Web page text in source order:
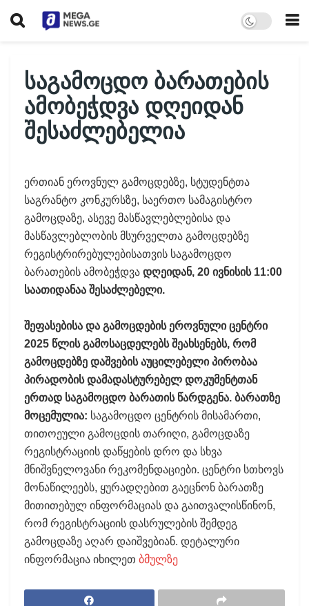
საგამოცდო ბარათების
ამობეჭდვა დღეიდან
შესაძლებელია
ერთიან ეროვნულ გამოცდებზე, სტუდენტთა
საგრანტო კონკურსზე, საერთო სამაგისტრო
გამოცდაზე, ასევე მასწავლებლებისა და
მასწავლებლობის მსურველთა გამოცდებზე
რეგისტრირებულებისათვის საგამოცდო
ბარათების ამობეჭდვა დღეიდან, 20 ივნისის 11:00
საათიდანაა შესაძლებელი.
შეფასებისა და გამოცდების ეროვნული ცენტრი
2025 წლის გამოსაცდელებს შეახსენებს, რომ
გამოცდებზე დაშვების აუცილებელი პირობაა
პირადობის დამადასტურებელ დოკუმენტთან
ერთად საგამოცდო ბარათის წარდგენა. ბარათზე
მოცემულია: საგამოცდო ცენტრის მისამართი,
თითოეული გამოცდის თარიღი, გამოცდაზე
რეგისტრაციის დაწყების დრო და სხვა
მნიშვნელოვანი რეკომენდაციები. ცენტრი სთხოვს
მონაწილეებს, ყურადღებით გაეცნონ ბარათზე
მითითებულ ინფორმაციას და გაითვალისწინონ,
რომ რეგისტრაციის დასრულების შემდეგ
გამოცდაზე აღარ დაიშვებიან. დეტალური
ინფორმაცია იხილეთ ბმულზე